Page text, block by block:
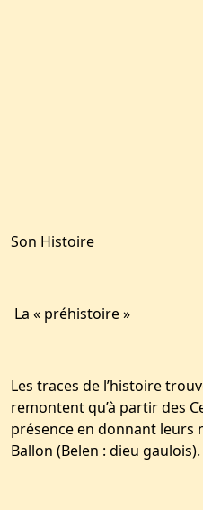
Son Histoire
La « préhistoire »
Les traces de l’histoire
remontent qu’à partir des
présence en donnant leurs
Ballon (Belen : dieu gaulois).